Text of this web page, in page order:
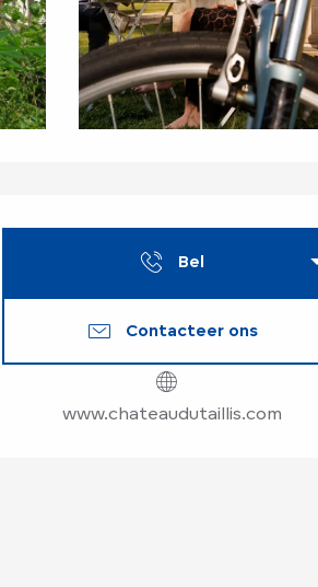
Bel
Contacteer ons
www.chateaudutaillis.com